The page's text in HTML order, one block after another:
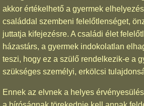
akkor értékelhető a gyermek
családdal szembeni felelőtlenséget,
juttatja kifejezésre. A családi élet
házastárs, a gyermek indokolatlan
teszi, hogy ez a szülő rendelkezik-e a
szükséges személyi, erkölcsi
Ennek az elvnek a helyes